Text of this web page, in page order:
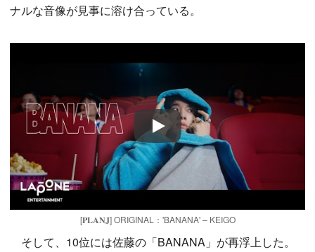
ナルな音像が見事に溶け合っている。
Play
[𝐏𝐋𝐀𝐍𝐉] ORIGINAL：'BANANA' – KEIGO
そして、10位には佐藤の「BANANA」が再浮上した。